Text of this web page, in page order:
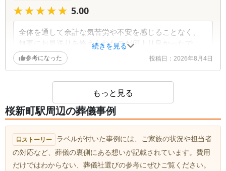
続きを見る
★★★★★
★★★★★ 5.00
全体を通して余計な気苦労や不安を感じることなく、
無事にお見送りを終えられたのが何より良かったで
す。スタッフの皆さんがしっかりサポートしてくれた
おかげで、最後まで落ち着いて故人様との大事な時間
参考になった 投稿日： 2026年8月4日
もっと見る
桜新町駅周辺の葬儀事例
ストーリー ラベルが付いた事例には、ご家族の状況や担当者
の対応など、葬儀の裏側にある想いが記載されています。費用
だけではわからない、葬儀社選びの参考にぜひご覧ください。